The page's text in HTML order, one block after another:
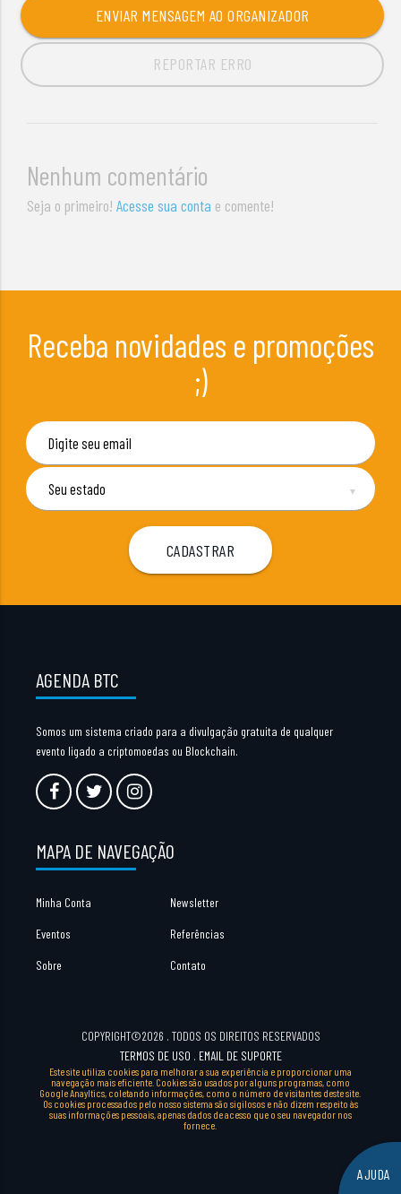
ENVIAR MENSAGEM AO ORGANIZADOR
REPORTAR ERRO
Nenhum comentário
Seja o primeiro!Acesse sua conta e comente!
Receba novidades e promoções
;)
▼
AGENDA BTC
Somos um sistema criado para a divulgação gratuita de qualquer
evento ligado a criptomoedas ou Blockchain.
MAPA DE NAVEGAÇÃO
Minha Conta Newsletter
Eventos Referências
Sobre Contato
COPYRIGHT©2026 . TODOS OS DIREITOS RESERVADOS
TERMOS DE USO . EMAIL DE SUPORTE
Este site utiliza cookies para melhorar a sua experiência e proporcionar uma
navegação mais eficiente. Cookies são usados por alguns programas, como
Google Anayltics, coletando informações, como o número de visitantes deste site.
Os cookies processados pelo nosso sistema são sigilosos e não dizem respeito às
suas informações pessoais, apenas dados de acesso que o seu navegador nos
fornece.
AJUDA